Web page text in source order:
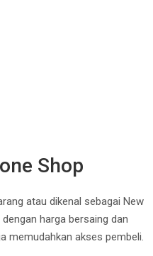
Shop
atau dikenal sebagai New
harga bersaing dan
memudahkan akses pembeli.